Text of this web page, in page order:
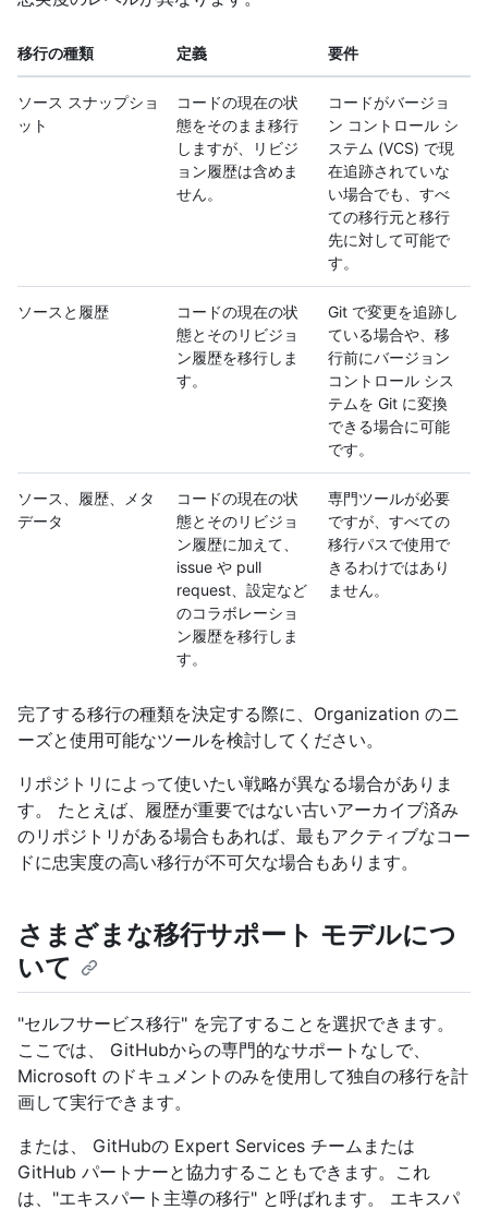
移行の種類 定義 要件
ソース スナップショ
ット
コードの現在の状
態をそのまま移行
しますが、リビジ
ョン履歴は含めま
せん。
コードがバージョ
ン コントロール シ
ステム (VCS) で現
在追跡されていな
い場合でも、すべ
ての移行元と移行
先に対して可能で
す。
ソースと履歴
コードの現在の状
態とそのリビジョ
ン履歴を移行しま
す。
Git で変更を追跡し
ている場合や、移
行前にバージョン
コントロール シス
テムを Git に変換
できる場合に可能
です。
ソース、履歴、メタ
データ
コードの現在の状
態とそのリビジョ
ン履歴に加えて、
issue や pull
request、設定など
のコラボレーショ
ン履歴を移行しま
す。
専門ツールが必要
ですが、すべての
移行パスで使用で
きるわけではあり
ません。
完了する移行の種類を決定する際に、Organization のニ
ーズと使用可能なツールを検討してください。
リポジトリによって使いたい戦略が異なる場合がありま
す。 たとえば、履歴が重要ではない古いアーカイブ済み
のリポジトリがある場合もあれば、最もアクティブなコー
ドに忠実度の高い移行が不可欠な場合もあります。
さまざまな移行サポート モデルにつ
いて
"セルフサービス移行" を完了することを選択できます。
ここでは、 GitHubからの専門的なサポートなしで、
Microsoft のドキュメントのみを使用して独自の移行を計
画して実行できます。
または、 GitHubの Expert Services チームまたは
GitHub パートナーと協力することもできます。これ
は、"エキスパート主導の移行" と呼ばれます。 エキスパ